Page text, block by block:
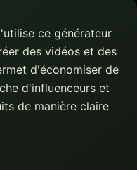
ce générateur
des vidéos et des
d'économiser de
d'influenceurs et
de manière claire